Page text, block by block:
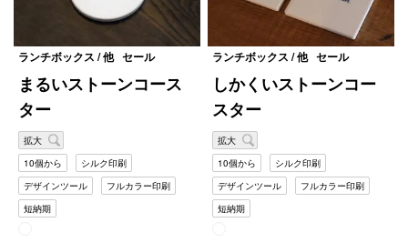
FAQ
ランチボックス / 他 セール
まるいストーンコース
ター
拡大
10個から
シルク印刷
デザインツール
フルカラー印刷
短納期
ランチボックス / 他 セール
しかくいストーンコー
スター
拡大
10個から
シルク印刷
デザインツール
フルカラー印刷
短納期